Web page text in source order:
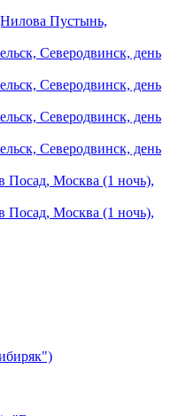
Пустынь,
Северодвинск, день
Северодвинск, день
Северодвинск, день
Северодвинск, день
Посад, Москва (1 ночь),
Посад, Москва (1 ночь),